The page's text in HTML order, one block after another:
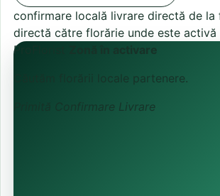
confirmare locală livrare directă de la
directă către florărie unde este activă
ProFlorist
Zonă în activare
Căutăm florării locale partenere.
Confirmare Livrare